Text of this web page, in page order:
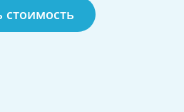
стоимость